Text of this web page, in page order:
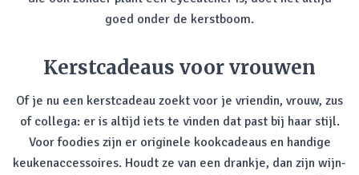
goed onder de kerstboom.
Kerstcadeaus voor vrouwen
Of je nu een kerstcadeau zoekt voor je vriendin, vrouw, zus
of collega: er is altijd iets te vinden dat past bij haar stijl.
Voor foodies zijn er originele kookcadeaus en handige
keukenaccessoires. Houdt ze van een drankje, dan zijn wijn-